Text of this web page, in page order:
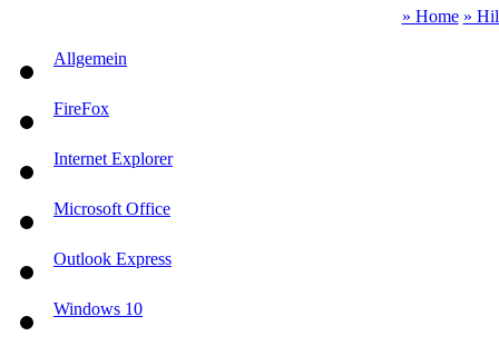
» Home »
Allgemein
FireFox
Internet Explorer
Microsoft Office
Outlook Express
Windows 10